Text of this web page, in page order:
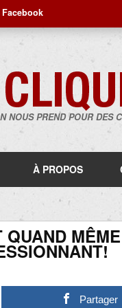
NOUS PREND POUR DES
À PROPOS
QUAND
Partager